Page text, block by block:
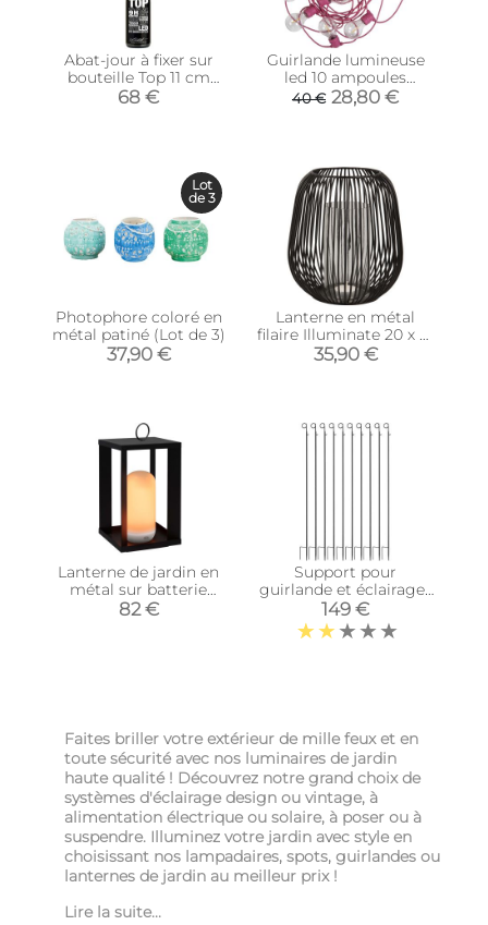
Abat-jour à fixer sur
bouteille Top 11 cm
(Vert olive)
68 €
Guirlande lumineuse
led 10 ampoules
Allegra (Rose)
40 € 28,80 €
Photophore coloré en
métal patiné (Lot de 3)
37,90 €
Lot
de 3
Lanterne en métal
filaire Illuminate 20 x 21
cm (Noir)
35,90 €
Lanterne de jardin en
métal sur batterie
Siroco (30 cm)
82 €
Support pour
guirlande et éclairages
extérieurs (Lot de 10)
149 €
Faites briller votre extérieur de mille feux et en
toute sécurité avec nos luminaires de jardin
haute qualité ! Découvrez notre grand choix de
systèmes d'éclairage design ou vintage, à
alimentation électrique ou solaire, à poser ou à
suspendre. Illuminez votre jardin avec styleen
choisissant nos lampadaires, spots, guirlandes ou
lanternes de jardin au meilleur prix !
Lire la suite...